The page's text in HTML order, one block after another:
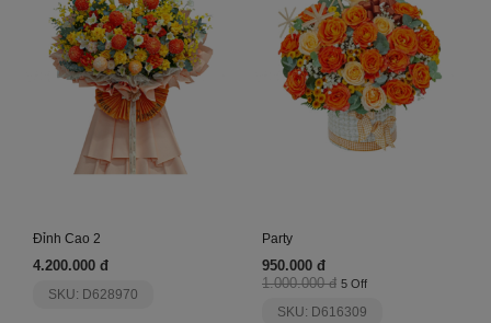
Đỉnh Cao 2
4.200.000 đ
SKU: D628970
Party
950.000 đ
1.000.000 đ 5 Off
SKU: D616309